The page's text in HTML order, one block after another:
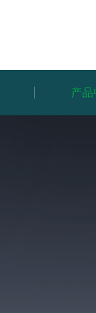
产品